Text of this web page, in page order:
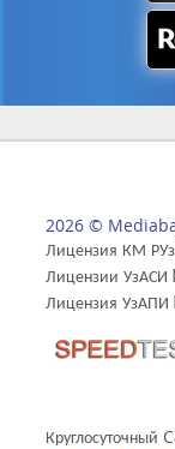
2026 ©
Лицензия КМ
Лицензии
Лицензия
Круглосуточный